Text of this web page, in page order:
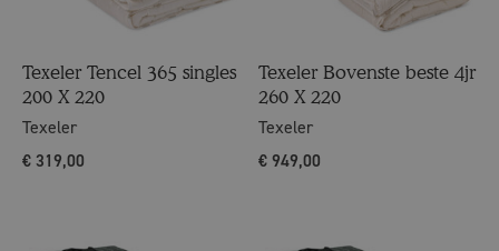
Texeler Tencel 365 singles
200 X 220
Texeler
€ 319,00
Texeler Bovenste beste 4jr
260 X 220
Texeler
€ 949,00